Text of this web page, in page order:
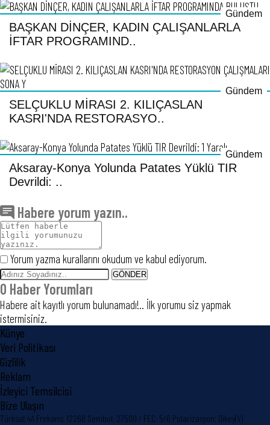
BAŞKAN DİNÇER, KADIN ÇALIŞANLARLA
İFTAR PROGRAMIND..
Gündem
SELÇUKLU MİRASI 2. KILIÇASLAN
KASRI'NDA RESTORASYO..
Gündem
Aksaray-Konya Yolunda Patates Yüklü TIR
Devrildi: ..
Gündem
Habere yorum yazın..
Yorum yazma kurallarını okudum ve kabul ediyorum.
GÖNDER
0 Haber Yorumları
Habere ait kayıtlı yorum bulunamadı!.. İlk yorumu siz yapmak
istermisiniz.
Künye
Veri Politikası
Gizlilik
Reklam
İzleyici Temsilcisi
Bize Ulaşın
Türksat 4A Frekans: 12268 Sembol: 27500 / FEC: 5/6 Polarizasyon: Dikey(V)